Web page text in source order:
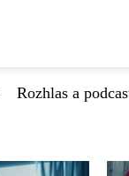
Rozhlas a